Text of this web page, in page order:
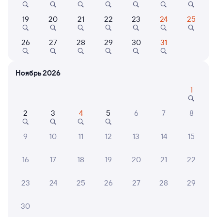
Выбор любимых мест на схемах вагонов
Подробные ответы на вопросы о поездке или
СМС-сопровождение до посадки в поезд
Оформление без регистрации на сайте
Частые вопросы
Что нужно, чтобы сесть в поезд?
Что делать, если ошибся при вводе данных
19 20 21 22 23 24 25
26 27 28 29 30 31
Ноябрь 2026
1
2 3 4 5 6 7 8
9 10 11 12 13 14 15
16 17 18 19 20 21 22
23 24 25 26 27 28 29
30